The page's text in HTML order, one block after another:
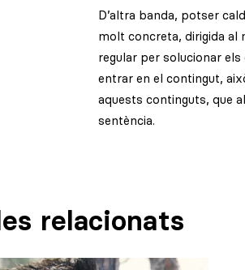
D’altra banda, potser
molt concreta, dirigida al
regular per solucionar
entrar en el contingut,
aquests continguts, que
sentència.
relacionats